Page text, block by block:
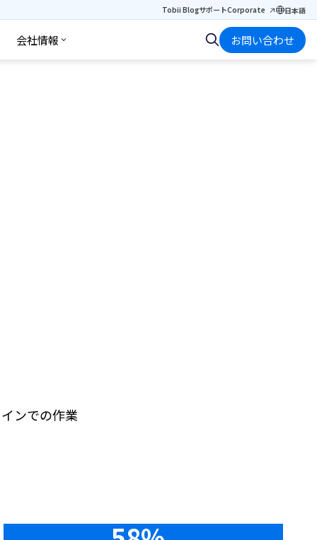
Tobii BlogサポートCorporate 日本語
会社情報 お問い合わせ
ンでの作業